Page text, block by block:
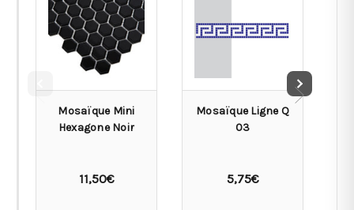
Mosaïque Mini
Hexagone Noir
11,50€
Mosaïque Ligne Q
03
5,75€